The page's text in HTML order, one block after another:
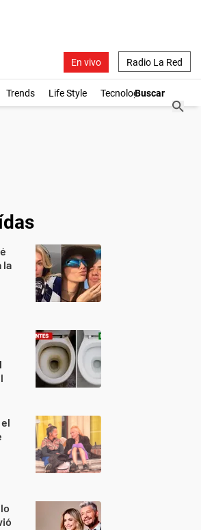
En vivo Radio La Red
Trends Life Style Tecnología
la